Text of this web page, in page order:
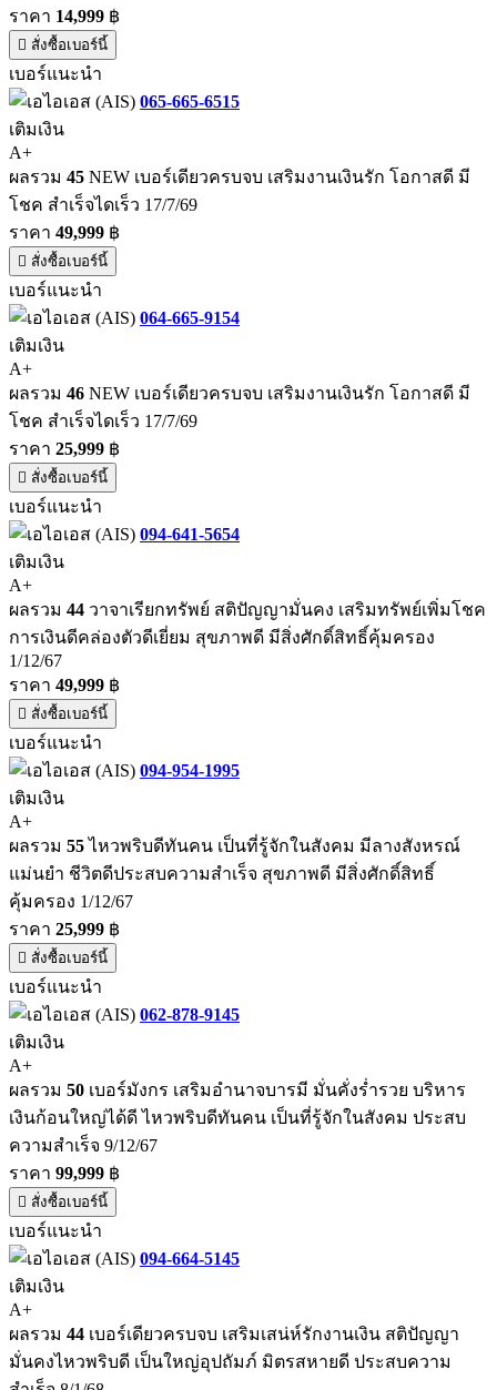
ราคา 14,999 ฿
สั่งซื้อเบอร์นี้
เบอร์แนะนำ
065-665-6515
เติมเงิน
A+
ผลรวม 45 NEW เบอร์เดียวครบจบ เสริมงานเงินรัก โอกาสดี มี
โชค สำเร็จไดเร็ว 17/7/69
ราคา 49,999 ฿
สั่งซื้อเบอร์นี้
เบอร์แนะนำ
064-665-9154
เติมเงิน
A+
ผลรวม 46 NEW เบอร์เดียวครบจบ เสริมงานเงินรัก โอกาสดี มี
โชค สำเร็จไดเร็ว 17/7/69
ราคา 25,999 ฿
สั่งซื้อเบอร์นี้
เบอร์แนะนำ
094-641-5654
เติมเงิน
A+
ผลรวม 44 วาจาเรียกทรัพย์ สติปัญญามั่นคง เสริมทรัพย์เพิ่มโชค
การเงินดีคล่องตัวดีเยี่ยม สุขภาพดี มีสิ่งศักดิ์สิทธิ์คุ้มครอง
1/12/67
ราคา 49,999 ฿
สั่งซื้อเบอร์นี้
เบอร์แนะนำ
094-954-1995
เติมเงิน
A+
ผลรวม 55 ไหวพริบดีทันคน เป็นที่รู้จักในสังคม มีลางสังหรณ์
แม่นยำ ชีวิตดีประสบความสำเร็จ สุขภาพดี มีสิ่งศักดิ์สิทธิ์
คุ้มครอง 1/12/67
ราคา 25,999 ฿
สั่งซื้อเบอร์นี้
เบอร์แนะนำ
062-878-9145
เติมเงิน
A+
ผลรวม 50 เบอร์มังกร เสริมอำนาจบารมี มั่นคั่งร่ำรวย บริหาร
เงินก้อนใหญ่ได้ดี ไหวพริบดีทันคน เป็นที่รู้จักในสังคม ประสบ
ความสำเร็จ 9/12/67
ราคา 99,999 ฿
สั่งซื้อเบอร์นี้
เบอร์แนะนำ
094-664-5145
เติมเงิน
A+
ผลรวม 44 เบอร์เดียวครบจบ เสริมเสน่ห์รักงานเงิน สติปัญญา
มั่นคงไหวพริบดี เป็นใหญ่อุปถัมภ์ มิตรสหายดี ประสบความ